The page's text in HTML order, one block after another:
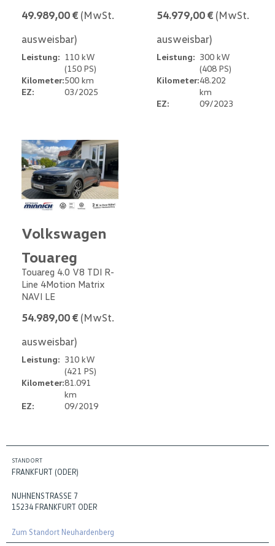
49.989,00 € (MwSt.
ausweisbar)
Leistung: 110 kW
(150 PS)
Kilometer:500 km
EZ:
03/2025
54.979,00 € (MwSt.
ausweisbar)
Leistung: 300 kW
(408 PS)
Kilometer:48.202
km
EZ:
09/2023
Volkswagen
Touareg
Touareg 4.0 V8 TDI R-
Line 4Motion Matrix
NAVI LE
54.989,00 € (MwSt.
ausweisbar)
Leistung: 310 kW
(421 PS)
Kilometer:81.091
km
EZ:
09/2019
STANDORT
FRANKFURT (ODER)
NUHNENSTRASSE 7
15234 FRANKFURT ODER
Zum Standort Neuhardenberg